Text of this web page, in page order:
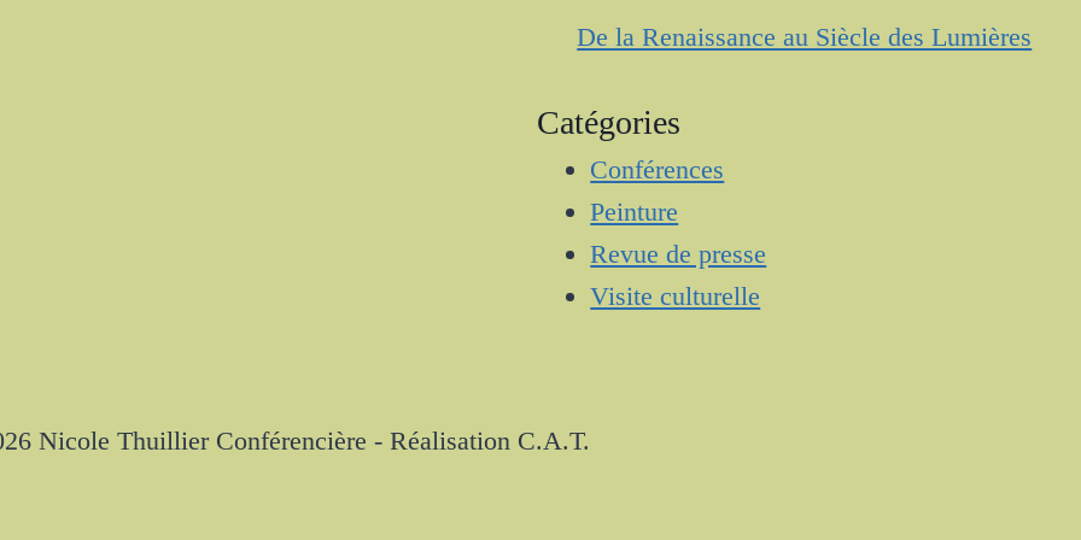
De la Renaissance au Siècle des Lumières
Catégories
Conférences
Peinture
Revue de presse
Visite culturelle
Nicole Thuillier Conférencière - Réalisation C.A.T.